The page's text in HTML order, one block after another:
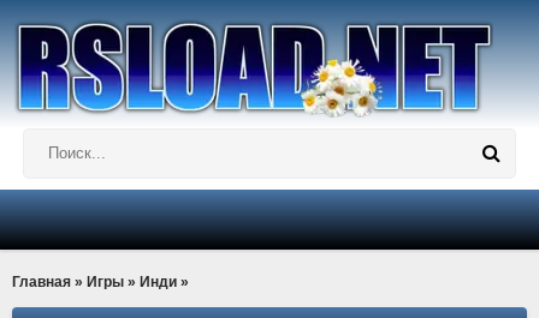
Главная » Игры » Инди »